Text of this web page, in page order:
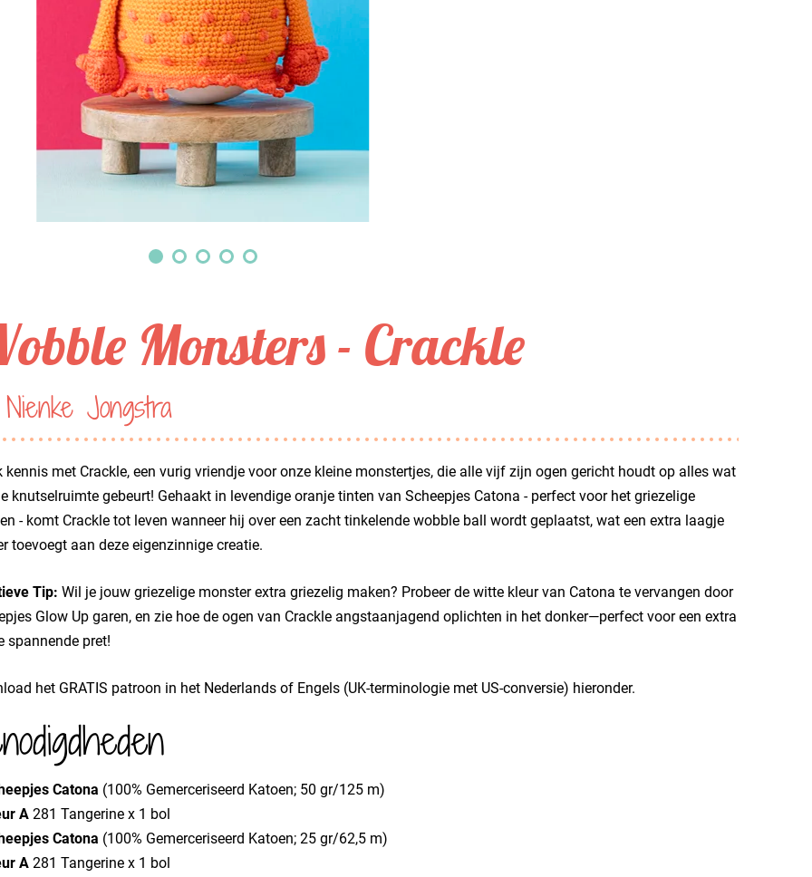
Monsters - Crackle
Jongstra
kennis met Crackle, een vurig vriendje voor onze kleine monstertjes, die alle vijf zijn ogen gericht houdt op alles wat
knutselruimte gebeurt! Gehaakt in levendige oranje tinten van Scheepjes Catona - perfect voor het griezelige
- komt Crackle tot leven wanneer hij over een zacht tinkelende wobble ball wordt geplaatst, wat een extra laagje
toevoegt aan deze eigenzinnige creatie.
Tip: Wil je jouw griezelige monster extra griezelig maken? Probeer de witte kleur van Catona te vervangen door
Glow Up garen, en zie hoe de ogen van Crackle angstaanjagend oplichten in het donker—perfect voor een extra
spannende pret!
het GRATIS patroon in het Nederlands of Engels (UK-terminologie met US-conversie) hieronder.
Catona (100% Gemerceriseerd Katoen; 50 gr/125 m)
A 281 Tangerine x 1 bol
Catona (100% Gemerceriseerd Katoen; 25 gr/62,5 m)
A 281 Tangerine x 1 bol